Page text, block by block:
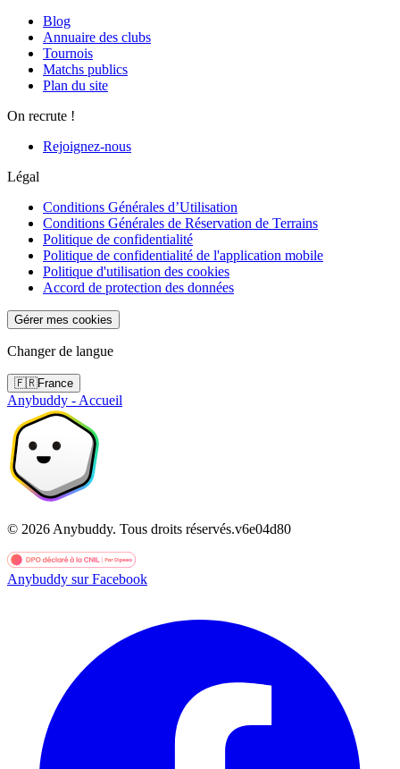
Blog
Annuaire des clubs
Tournois
Matchs publics
Plan du site
On recrute !
Rejoignez-nous
Légal
Conditions Générales d’Utilisation
Conditions Générales de Réservation de Terrains
Politique de confidentialité
Politique de confidentialité de l'application mobile
Politique d'utilisation des cookies
Accord de protection des données
Gérer mes cookies
Changer de langue
🇫🇷France
Anybuddy - Accueil
© 2026 Anybuddy. Tous droits réservés.v6e04d80
Anybuddy sur Facebook